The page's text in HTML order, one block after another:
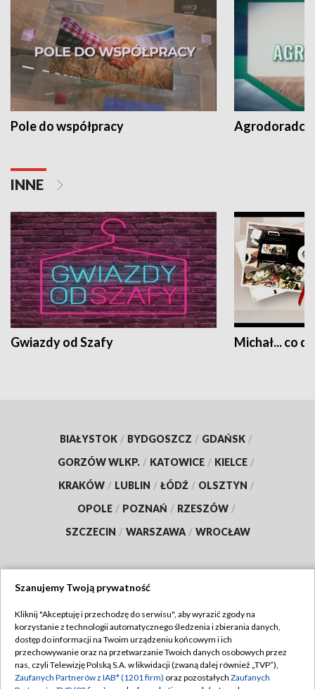
Pole do współpracy Agrodoradcy
INNE
Gwiazdy od Szafy Michał... co
BIAŁYSTOK / BYDGOSZCZ / GDAŃSK /
GORZÓW WLKP. / KATOWICE / KIELCE /
KRAKÓW / LUBLIN / ŁÓDŹ / OLSZTYN /
OPOLE / POZNAŃ / RZESZÓW /
SZCZECIN / WARSZAWA / WROCŁAW
TVP
Abonament TVP
Emisja w TVP
Regulamin TVP
Polityka prywatności
Szanujemy Twoją prywatność
Kliknij "Akceptuję i przechodzę do serwisu", aby wyrazić zgody na
korzystanie z technologii automatycznego śledzenia i zbierania danych,
dostęp do informacji na Twoim urządzeniu końcowym i ich
przechowywanie oraz na przetwarzanie Twoich danych osobowych przez
nas, czyli Telewizję Polską S.A. w likwidacji (zwaną dalej również „TVP”),
Zaufanych Partnerów z IAB* (1201 firm) oraz pozostałych Zaufanych